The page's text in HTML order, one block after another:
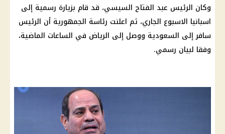
وكان الرئيس عبد الفتاح السيسي، قد قام بزيارة رسمية إلى
اسبانيا الاسبوع الجاري، ثم اعلنت رئاسة الجمهورية أن الرئيس
سافر إلى السعودية ووصل إلى الرياض في الساعات الماضية،
وفقا لبيان رسمي.